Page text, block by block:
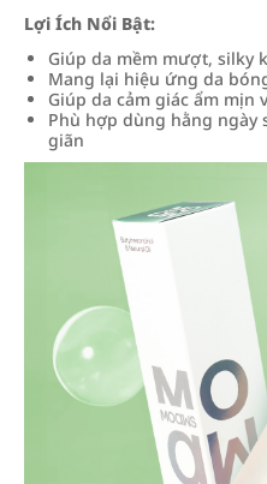
Lợi Ích Nổi Bật:
Giúp da mềm mượt, silky
Mang lại hiệu ứng da
Giúp da cảm giác ẩm mịn
Phù hợp dùng hằng ngày
giãn